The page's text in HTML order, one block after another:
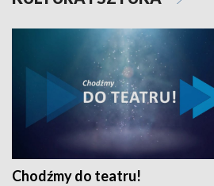
Chodźmy do teatru!